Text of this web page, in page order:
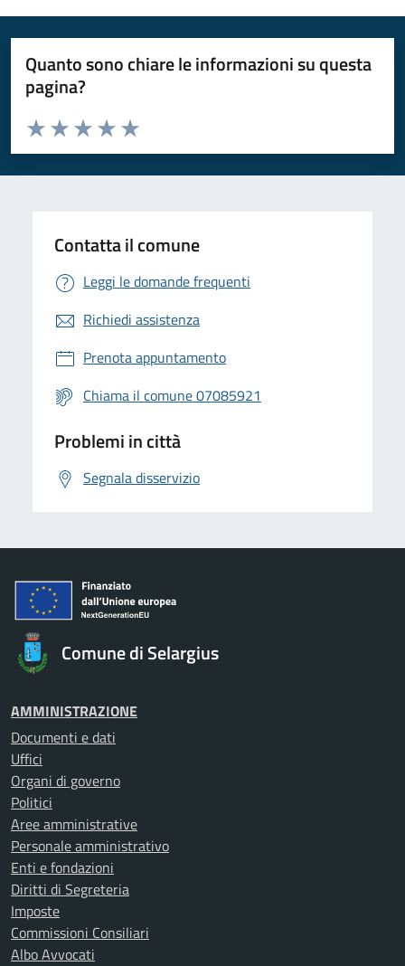
Quanto sono chiare le informazioni su questa
pagina?
Valuta da 1 a 5 stelle la pagina
Valuta 5 stelle su 5
Valuta 4 stelle su 5
Valuta 3 stelle su 5
Valuta 2 stelle su 5
Valuta 1 stelle su 5
Contatta il comune
Leggi le domande frequenti
Richiedi assistenza
Prenota appuntamento
Chiama il comune 07085921
Problemi in città
Segnala disservizio
Comune di Selargius
AMMINISTRAZIONE
Documenti e dati
Uffici
Organi di governo
Politici
Aree amministrative
Personale amministrativo
Enti e fondazioni
Diritti di Segreteria
Imposte
Commissioni Consiliari
Albo Avvocati